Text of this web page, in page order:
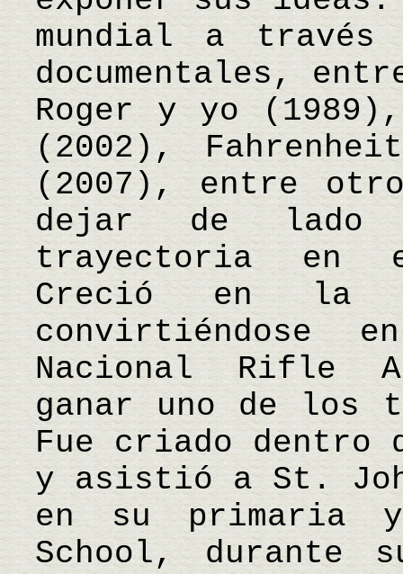
mundial a través
documentales,
Roger y yo
(2002),
(2007), entre
dejar de lado
trayectoria en
Creció en la
convirtiéndose
Nacional Rifle
ganar uno de los
Fue criado
y asistió a St.
en su primaria
School, durante